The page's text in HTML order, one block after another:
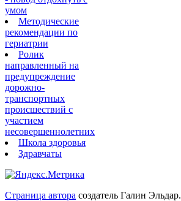
умом
Методические
рекомендации по
гериатрии
Ролик
направленный на
предупреждение
дорожно-
транспортных
происшествий с
участием
несовершеннолетних
Школа здоровья
Здравчаты
Страница автора создатель Галин Эльдар.